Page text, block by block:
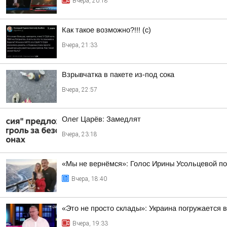
Как такое возможно?!!! (c)
Вчера, 21:33
Взрывчатка в пакете из-под сока
Вчера, 22:57
Олег Царёв: Замедлят
Вчера, 23:18
«Мы не вернёмся»: Голос Ирины Усольцевой
Вчера, 18:40
«Это не просто склады»: Украина погружается
Вчера, 19:33